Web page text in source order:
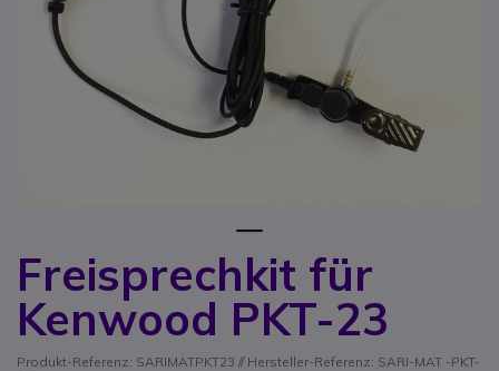
Freisprechkit für
Kenwood PKT-23
Produkt-Referenz: SARIMATPKT23 // Hersteller-Referenz: SARI-MAT -PKT-
Zum Anfang der Bildgalerie springen